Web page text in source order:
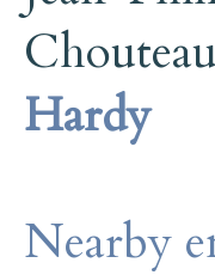
Chouteau
Hardy
Nearby